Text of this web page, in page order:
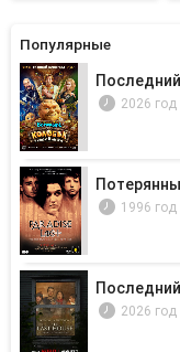
Популярные
2026 год
1996 год
2026 год